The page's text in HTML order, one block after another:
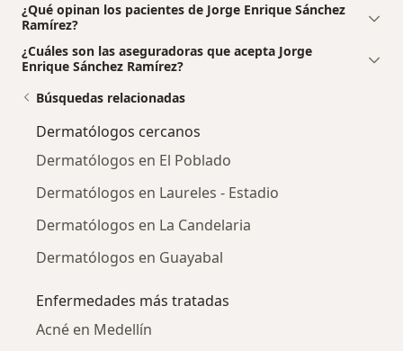
¿Qué opinan los pacientes de Jorge Enrique Sánchez
Ramírez?
¿Cuáles son las aseguradoras que acepta Jorge
Enrique Sánchez Ramírez?
Búsquedas relacionadas
Dermatólogos cercanos
Dermatólogos en El Poblado
Dermatólogos en Laureles - Estadio
Dermatólogos en La Candelaria
Dermatólogos en Guayabal
Enfermedades más tratadas
Acné en Medellín